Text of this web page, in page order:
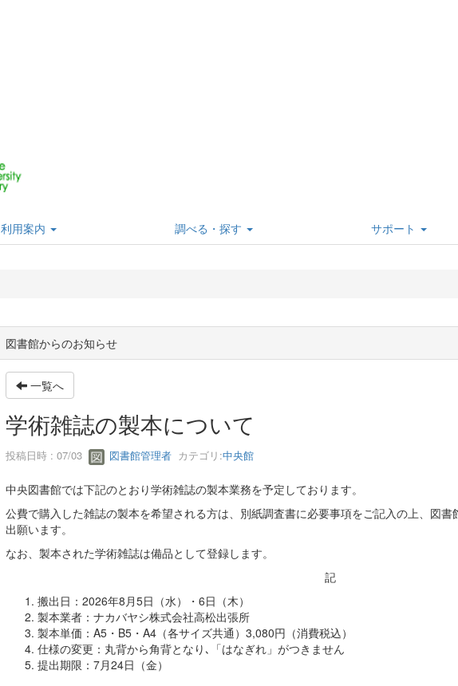
利用案内 調べる・探す サポート
図書館からのお知らせ
一覧へ
学術雑誌の製本について
投稿日時 : 07/03 図書館管理者カテゴリ:中央館
中央図書館では下記のとおり学術雑誌の製本業務を予定しております。
公費で購入した雑誌の製本を希望される方は、別紙調査書に必要事項をご記入の上、図
出願います。
なお、製本された学術雑誌は備品として登録します。
記
搬出日：2026年8月5日（水）・6日（木）
製本業者：ナカバヤシ株式会社高松出張所
製本単価：A5・B5・A4（各サイズ共通）3,080円（消費税込）
仕様の変更：丸背から角背となり､「はなぎれ」がつきません
提出期限：7月24日（金）